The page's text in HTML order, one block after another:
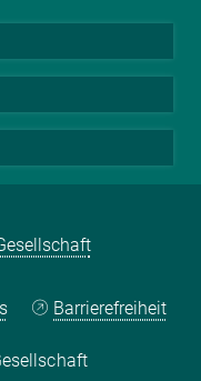
Barrierefreiheit